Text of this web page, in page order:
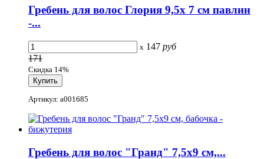
Гребень для волос Глория 9,5x 7 см павлин
-...
x 147 руб
171
Скидка 14%
Артикул: a001685
Гребень для волос "Гранд" 7,5x9 см,...